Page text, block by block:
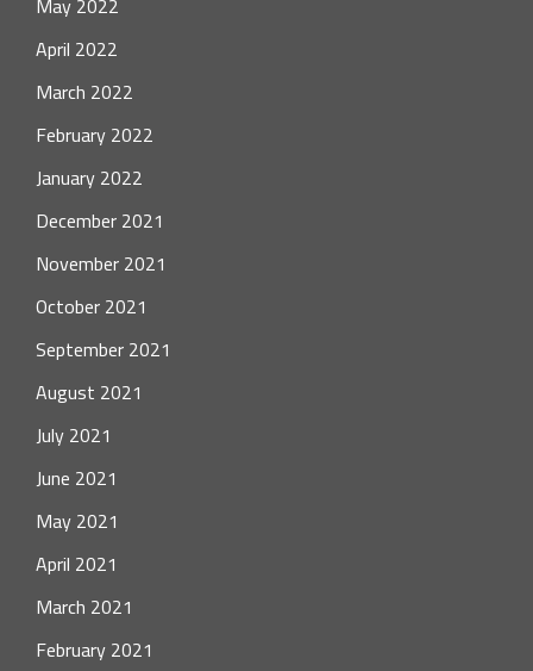
April 2022
March 2022
February 2022
January 2022
December 2021
November 2021
October 2021
September 2021
August 2021
July 2021
June 2021
May 2021
April 2021
March 2021
February 2021